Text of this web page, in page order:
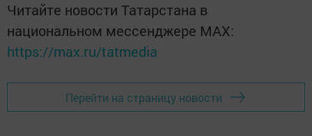
Читайте новости Татарстана в
национальном мессенджере MАХ:
https://max.ru/tatmedia
Перейти на страницу новости